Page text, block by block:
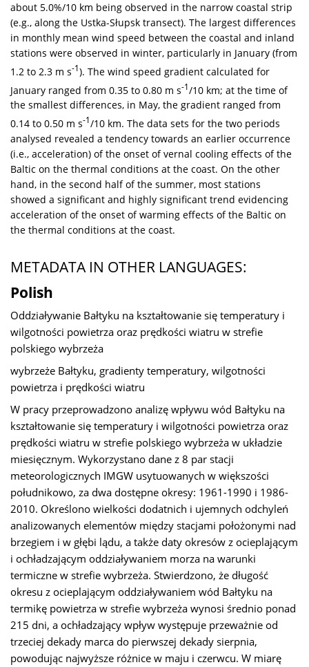
about 5.0%/10 km being observed in the narrow coastal strip
(e.g., along the Ustka-Słupsk transect). The largest differences
in monthly mean wind speed between the coastal and inland
stations were observed in winter, particularly in January (from
1.2 to 2.3 m s-1). The wind speed gradient calculated for
January ranged from 0.35 to 0.80 m s-1/10 km; at the time of
the smallest differences, in May, the gradient ranged from
0.14 to 0.50 m s-1/10 km. The data sets for the two periods
analysed revealed a tendency towards an earlier occurrence
(i.e., acceleration) of the onset of vernal cooling effects of the
Baltic on the thermal conditions at the coast. On the other
hand, in the second half of the summer, most stations
showed a significant and highly significant trend evidencing
acceleration of the onset of warming effects of the Baltic on
the thermal conditions at the coast.
METADATA IN OTHER LANGUAGES:
Polish
Oddziaływanie Bałtyku na kształtowanie się temperatury i
wilgotności powietrza oraz prędkości wiatru w strefie
polskiego wybrzeża
wybrzeże Bałtyku, gradienty temperatury, wilgotności
powietrza i prędkości wiatru
W pracy przeprowadzono analizę wpływu wód Bałtyku na
kształtowanie się temperatury i wilgotności powietrza oraz
prędkości wiatru w strefie polskiego wybrzeża w układzie
miesięcznym. Wykorzystano dane z 8 par stacji
meteorologicznych IMGW usytuowanych w większości
południkowo, za dwa dostępne okresy: 1961-1990 i 1986-
2010. Określono wielkości dodatnich i ujemnych odchyleń
analizowanych elementów między stacjami położonymi nad
brzegiem i w głębi lądu, a także daty okresów z ocieplającym
i ochładzającym oddziaływaniem morza na warunki
termiczne w strefie wybrzeża. Stwierdzono, że długość
okresu z ocieplającym oddziaływaniem wód Bałtyku na
termikę powietrza w strefie wybrzeża wynosi średnio ponad
215 dni, a ochładzający wpływ występuje przeważnie od
trzeciej dekady marca do pierwszej dekady sierpnia,
powodując najwyższe różnice w maju i czerwcu. W miarę